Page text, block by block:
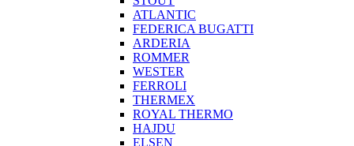
ATLANTIC
FEDERICA BUGATTI
ARDERIA
ROMMER
WESTER
FERROLI
THERMEX
ROYAL THERMO
HAJDU
ELSEN